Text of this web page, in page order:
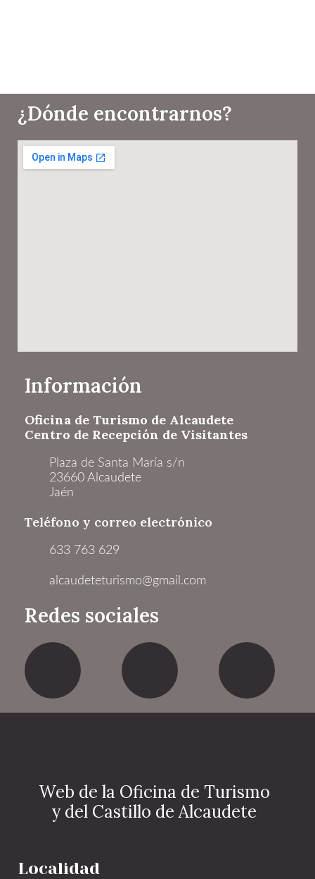
¿Dónde encontrarnos?
Información
Oficina de Turismo de Alcaudete
Centro de Recepción de Visitantes
Plaza de Santa María s/n
23660 Alcaudete
Jaén
Teléfono y correo electrónico
633 763 629
alcaudeteturismo@gmail.com
Redes sociales
FacebookTwitter
Web de la Oficina de Turismo
y del Castillo de Alcaudete
Localidad